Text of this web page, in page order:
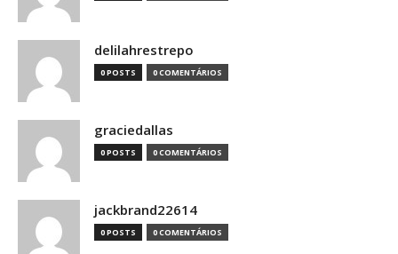
delilahrestrepo
0 POSTS 0 COMENTÁRIOS
graciedallas
0 POSTS 0 COMENTÁRIOS
jackbrand22614
0 POSTS 0 COMENTÁRIOS